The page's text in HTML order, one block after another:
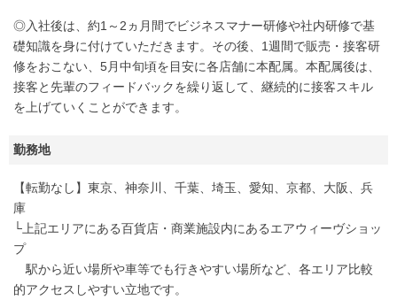
◎入社後は、約1～2ヵ月間でビジネスマナー研修や社内研修で基
礎知識を身に付けていただきます。その後、1週間で販売・接客研
修をおこない、5月中旬頃を目安に各店舗に本配属。本配属後は、
接客と先輩のフィードバックを繰り返して、継続的に接客スキル
を上げていくことができます。
勤務地
【転勤なし】東京、神奈川、千葉、埼玉、愛知、京都、大阪、兵
庫
└上記エリアにある百貨店・商業施設内にあるエアウィーヴショッ
プ
駅から近い場所や車等でも行きやすい場所など、各エリア比較
的アクセスしやすい立地です。